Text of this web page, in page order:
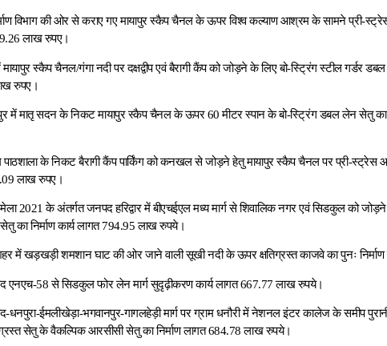
विभाग की ओर से कराए गए मायापुर स्कैप चैनल के ऊपर विश्व कल्याण आश्रम के सामने प्री-
लाख रुपए।
में मायापुर स्कैप चैनल/गंगा नदी पर दक्षद्वीप एवं बैरागी कैंप को जोड़ने के लिए बो-स्ट्रिंग स्टील गर्डर
रुपए।
में मातृ सदन के निकट मायापुर स्कैप चैनल के ऊपर 60 मीटर स्पान के बो-स्ट्रिंग डबल लेन सेतु का
पाठशाला के निकट बैरागी कैंप पार्किंग को कनखल से जोड़ने हेतु मायापुर स्कैप चैनल पर प्री-स्ट्रेस
लाख रुपए।
2021 के अंतर्गत जनपद हरिद्वार में बीएचईएल मध्य मार्ग से शिवालिक नगर एवं सिडकुल को जोड़ने
का निर्माण कार्य लागत 794.95 लाख रुपये।
शहर में खड़खड़ी शमशान घाट की ओर जाने वाली सूखी नदी के ऊपर क्षतिग्रस्त काजवे का पुनः
एनएच-58 से सिडकुल फोर लेन मार्ग सुदृढ़ीकरण कार्य लागत 667.77 लाख रुपये।
धनपुरा-ईमलीखेड़ा-भगवानपुर-गागलहेड़ी मार्ग पर ग्राम धनौरी में नेशनल इंटर कालेज के समीप
सेतु के वैकल्पिक आरसीसी सेतु का निर्माण लागत 684.78 लाख रुपये।